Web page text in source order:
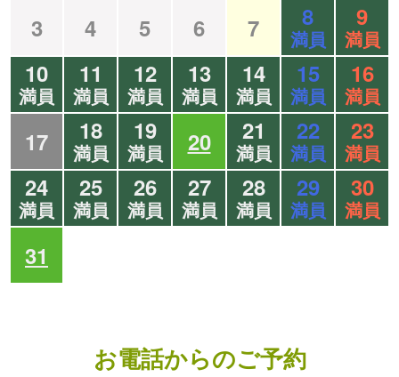
3
4 5 6 7 8
満員
9
満員
10
満員
11
満員
12
満員
13
満員
14
満員
15
満員
16
満員
17 18
満員
19
満員 20 21
満員
22
満員
23
満員
24
満員
25
満員
26
満員
27
満員
28
満員
29
満員
30
満員
31
お電話からのご予約